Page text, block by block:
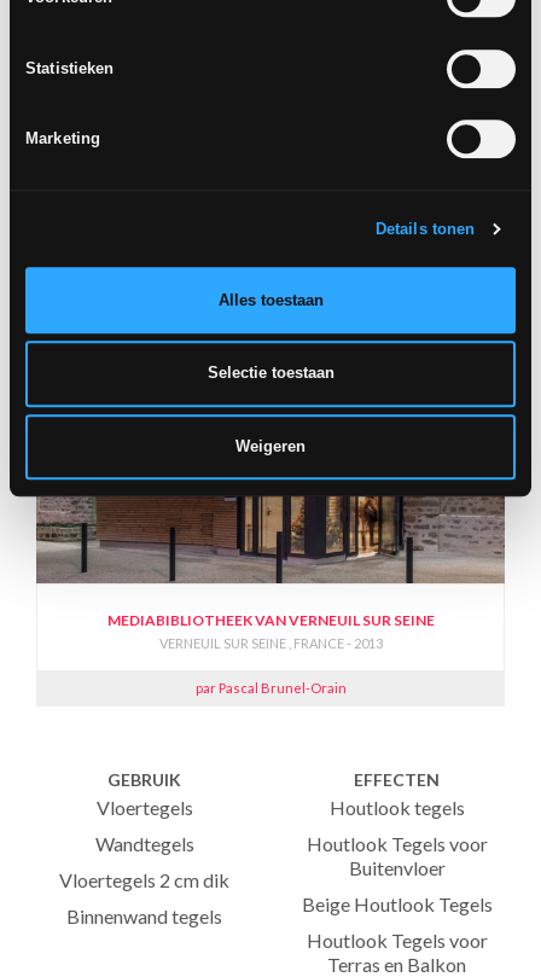
Statistieken
Marketing
Details tonen
Alles toestaan
Selectie toestaan
Weigeren
Anti-Slip
MEDIABIBLIOTHEEK VAN VERNEUIL SUR SEINE
VERNEUIL SUR SEINE , FRANCE - 2013
par Pascal Brunel-Orain
GEBRUIK
Vloertegels
Wandtegels
Vloertegels 2 cm dik
Binnenwand tegels
EFFECTEN
Houtlook tegels
Houtlook Tegels voor
Buitenvloer
Beige Houtlook Tegels
Houtlook Tegels voor
Terras en Balkon